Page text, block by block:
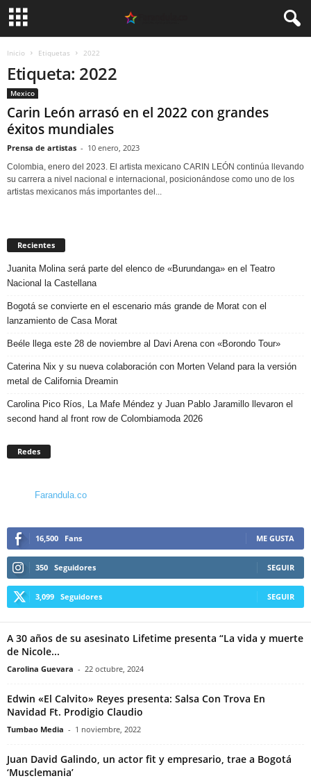
Inicio Etiquetas 2022
Etiqueta: 2022
Mexico
Carin León arrasó en el 2022 con grandes
éxitos mundiales
Prensa de artistas - 10 enero, 2023
Colombia, enero del 2023. El artista mexicano CARIN LEÓN continúa llevando
su carrera a nivel nacional e internacional, posicionándose como uno de los
artistas mexicanos más importantes del...
Recientes
Juanita Molina será parte del elenco de «Burundanga» en el Teatro
Nacional la Castellana
Bogotá se convierte en el escenario más grande de Morat con el
lanzamiento de Casa Morat
Beéle llega este 28 de noviembre al Davi Arena con «Borondo Tour»
Caterina Nix y su nueva colaboración con Morten Veland para la versión
metal de California Dreamin
Carolina Pico Ríos, La Mafe Méndez y Juan Pablo Jaramillo llevaron el
second hand al front row de Colombiamoda 2026
Redes
Farandula.co
16,500 Fans ME GUSTA
350 Seguidores SEGUIR
3,099 Seguidores SEGUIR
A 30 años de su asesinato Lifetime presenta “La vida y muerte
de Nicole...
Carolina Guevara - 22 octubre, 2024
Edwin «El Calvito» Reyes presenta: Salsa Con Trova En
Navidad Ft. Prodigio Claudio
Tumbao Media - 1 noviembre, 2022
Juan David Galindo, un actor fit y empresario, trae a Bogotá
‘Musclemania’